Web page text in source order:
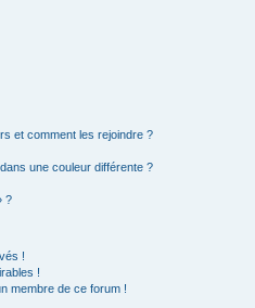
et comment les rejoindre ?
une couleur différente ?
?
!
!
membre de ce forum !